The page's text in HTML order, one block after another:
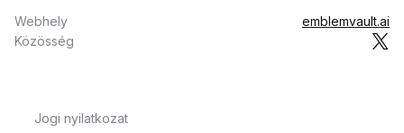
Webhely
emblemvault.ai
Közösség
Jogi nyilatkozat